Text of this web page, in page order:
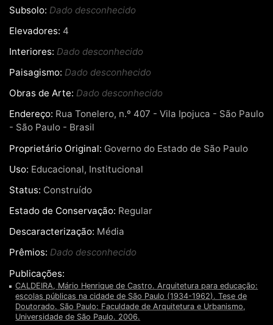
Subsolo: Dado desconhecido
Elevadores: 4
Interiores: Dado desconhecido
Paisagismo: Dado desconhecido
Obras de Arte: Dado desconhecido
Endereço: Rua Tonelero, n.º 407 - Vila Ipojuca - São Paulo
- São Paulo - Brasil
Proprietário Original: Governo do Estado de São Paulo
Uso: Educacional, Institucional
Status: Construído
Estado de Conservação: Regular
Descaracterização: Média
Prêmios: Dado desconhecido
Publicações:
CALDEIRA, Mário Henrique de Castro. Arquitetura para educação:
escolas públicas na cidade de São Paulo (1934-1962). Tese de
Doutorado. São Paulo: Faculdade de Arquitetura e Urbanismo,
Universidade de São Paulo. 2006.